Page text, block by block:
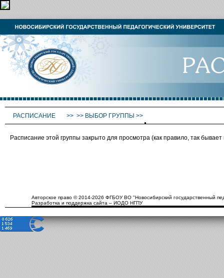
РАСПИСАНИЕ >> >> ВЫБОР ГРУППЫ >>
Расписание этой группы закрыто для просмотра (как правило, так
Авторское право © 2014-2026 ФГБОУ ВО "Новосибирский государственный
Разработка и поддержка сайта – ИОДО НГПУ